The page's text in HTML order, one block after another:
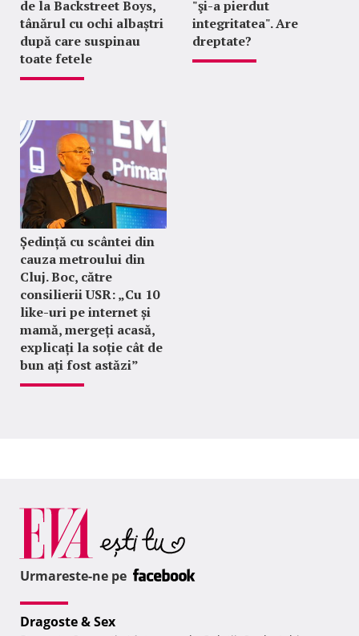
de la Backstreet Boys,
tânărul cu ochi albaștri
după care suspinau
toate fetele
"şi-a pierdut
integritatea". Are
dreptate?
Ședință cu scântei din
cauza metroului din
Cluj. Boc, către
consilierii USR: „Cu 10
like-uri pe internet și
mamă, mergeți acasă,
explicați la soție cât de
bun ați fost astăzi”
Urmareste-ne pe
Dragoste & Sex